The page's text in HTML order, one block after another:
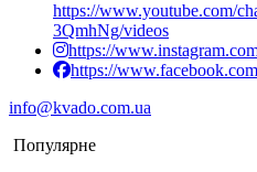
https://www.youtube.com/
3QmhNg/videos
https://
https://
info@kvado.com.ua
Популярне